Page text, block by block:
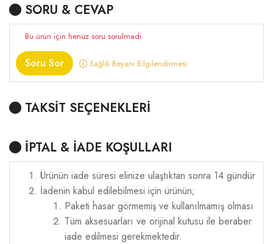
SORU & CEVAP
Bu ürün için henüz soru sorulmadı
Soru Sor Sağlık Beyanı Bilgilendirmesi
TAKSİT SEÇENEKLERİ
İPTAL & İADE KOŞULLARI
Ürünün iade süresi elinize ulaştıktan sonra 14 gündür
İadenin kabul edilebilmesi için ürünün;
Paketi hasar görmemiş ve kullanılmamış olması
Tüm aksesuarları ve orijinal kutusu ile beraber
iade edilmesi gerekmektedir.